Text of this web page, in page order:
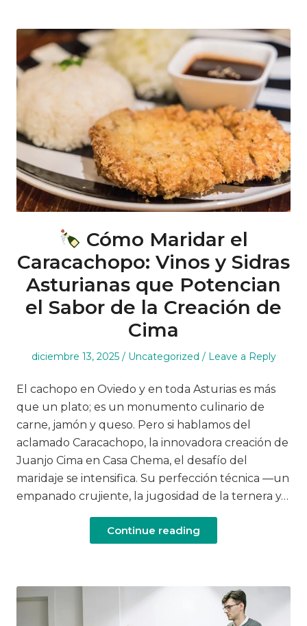
Cómo Maridar el
Caracachopo: Vinos y Sidras
Asturianas que Potencian
el Sabor de la Creación de
Cima
Posted
diciembre 13, 2025
Posted
Uncategorized Leave a Reply
El cachopo en Oviedo y en toda Asturias es más
que un plato; es un monumento culinario de
carne, jamón y queso. Pero si hablamos del
aclamado Caracachopo, la innovadora creación de
Juanjo Cima en Casa Chema, el desafío del
maridaje se intensifica. Su perfección técnica —un
empanado crujiente, la jugosidad de la ternera y…
Continue reading